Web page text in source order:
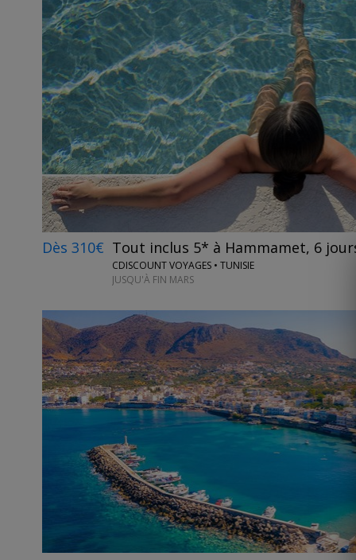
Dès 310€ Tout inclus 5* à Hammamet, 6
CDISCOUNT VOYAGES • TUNISIE
JUSQU'À FIN MARS